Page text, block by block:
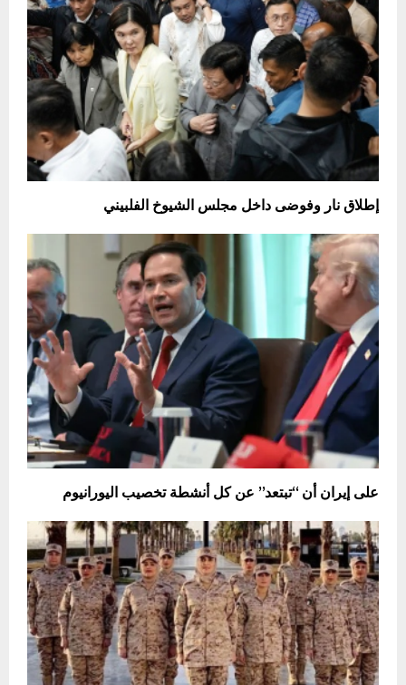
إطلاق نار وفوضى داخل مجلس الشيوخ الفلبيني
على إيران أن “تبتعد” عن كل أنشطة تخصيب اليورانيوم